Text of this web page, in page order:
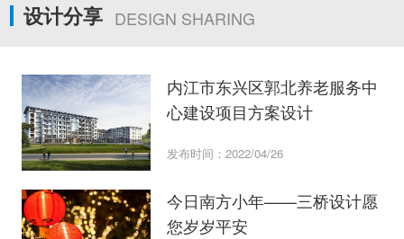
设计分享 DESIGN SHARING
内江市东兴区郭北养老服务中
心建设项目方案设计
发布时间：2022/04/26
今日南方小年——三桥设计愿
您岁岁平安